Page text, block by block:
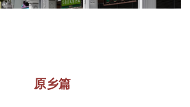
原乡篇